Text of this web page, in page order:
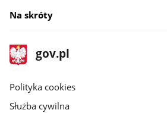
Na skróty
stopka
gov.pl
Strona
gov.pl
gov.pl
Polityka cookies
Służba cywilna